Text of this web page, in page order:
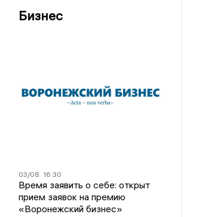
Бизнес
03/08 16:30
Время заявить о себе: открыт
прием заявок на премию
«Воронежский бизнес»